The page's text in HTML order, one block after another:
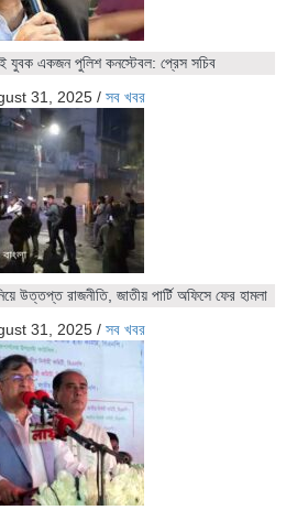
যুবক একজন পুলিশ কনস্টেবল: প্রেস সচিব
31, 2025 / সব খবর
উত্তপ্ত রাজনীতি, জাতীয় পার্টি অফিসে ফের হামলা
31, 2025 / সব খবর